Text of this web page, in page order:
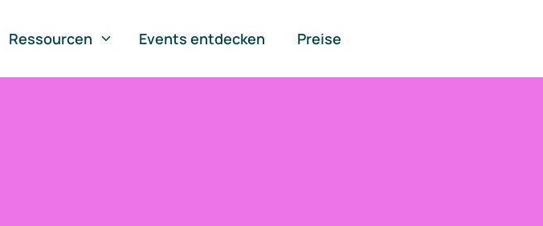
Ressourcen Events entdecken Preise